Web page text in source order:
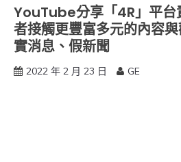
YouTube分享「4R」平台
者接觸更豐富多元的內容
實消息、假新聞
2022 年 2 月 23 日 GE